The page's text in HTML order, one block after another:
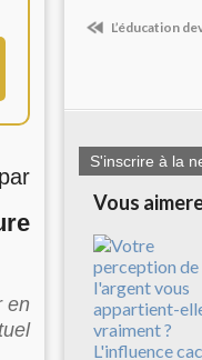
en
L’éducation
S'inscrire à la
Vous